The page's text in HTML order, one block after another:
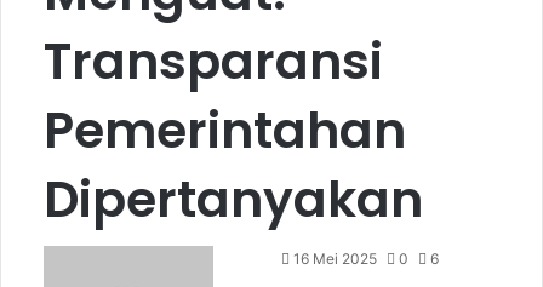
Transparansi
Pemerintahan
Dipertanyakan
16 Mei 2025 0 6